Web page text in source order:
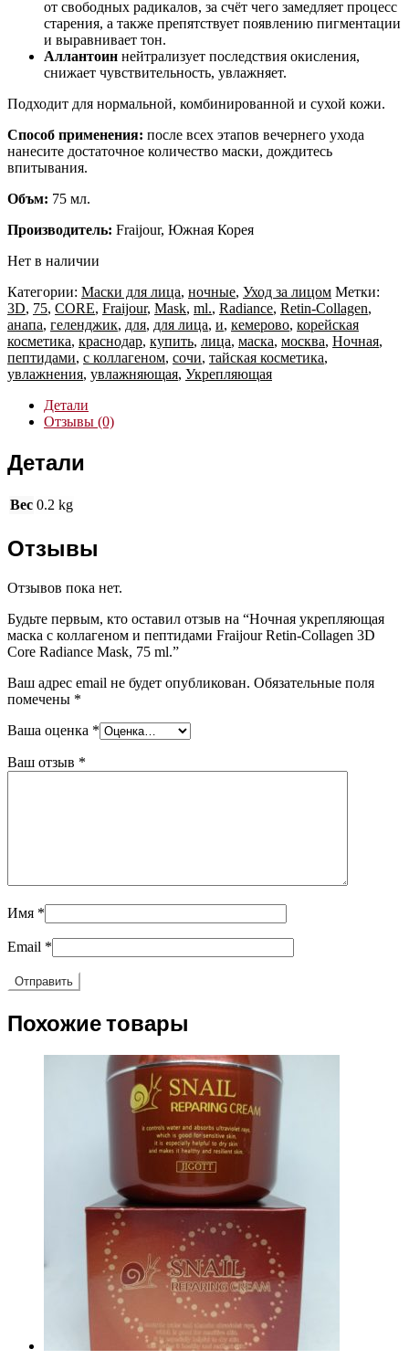
от свободных радикалов, за счёт чего замедляет процесс
старения, а также препятствует появлению пигментации
и выравнивает тон.
Аллантоин нейтрализует последствия окисления,
снижает чувствительность, увлажняет.
Подходит для нормальной, комбинированной и сухой кожи.
Способ применения: после всех этапов вечернего ухода
нанесите достаточное количество маски, дождитесь
впитывания.
Объм: 75 мл.
Производитель: Fraijour, Южная Корея
Нет в наличии
Категории: Маски для лица, ночные, Уход за лицом Метки:
3D, 75, CORE, Fraijour, Mask, ml., Radiance, Retin-Collagen,
анапа, геленджик, для, для лица, и, кемерово, корейская
косметика, краснодар, купить, лица, маска, москва, Ночная,
пептидами, с коллагеном, сочи, тайская косметика,
увлажнения, увлажняющая, Укрепляющая
Детали
Отзывы (0)
Детали
Вес 0.2 kg
Отзывы
Отзывов пока нет.
Будьте первым, кто оставил отзыв на “Ночная укрепляющая
маска с коллагеном и пептидами Fraijour Retin-Collagen 3D
Core Radiance Mask, 75 ml.”
Ваш адрес email не будет опубликован. Обязательные поля
помечены *
Ваша оценка *
Ваш отзыв *
Имя *
Email *
Похожие товары